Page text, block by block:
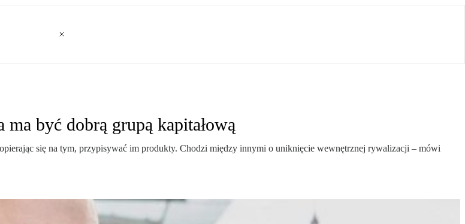
być dobrą grupą kapitałową
się na tym, przypisywać im produkty. Chodzi między innymi o uniknięcie wewnętrznej rywalizacji – mówi